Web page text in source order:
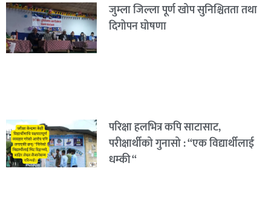
जुम्ला जिल्ला पूर्ण खोप सुनिश्चितता तथा
दिगोपन घोषणा
परिक्षा हलभित्र कपि साटासाट,
परीक्षार्थीको गुनासो : “एक विद्यार्थीलाई
धम्की “